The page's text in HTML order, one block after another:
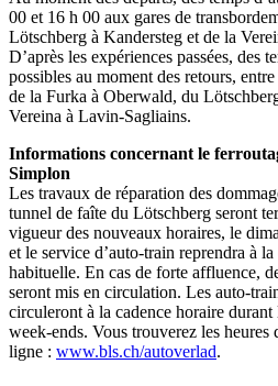
00 et 16 h 00 aux gares de
Lötschberg à Kandersteg et de la
D’après les expériences passées, des
possibles au moment des retours,
de la Furka à Oberwald, du
Vereina à Lavin-Sagliains.
Informations concernant le
Simplon
Les travaux de réparation des
tunnel de faîte du Lötschberg seront
vigueur des nouveaux horaires, le
et le service d’auto-train reprendra à
habituelle. En cas de forte affluence,
seront mis en circulation. Les auto-
circuleront à la cadence horaire durant
week-ends. Vous trouverez les heures
ligne : www.bls.ch/autoverlad.